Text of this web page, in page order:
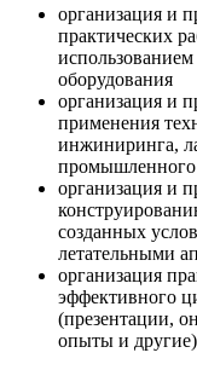
организация и
практических
оборудования
организация и
применения
инжиниринга,
промышленного
организация и
созданных
летательными
организация
эффективного
(презентации,
опыты и другие)